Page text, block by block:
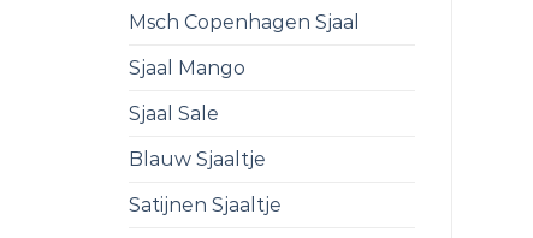
Msch Copenhagen Sjaal
Sjaal Mango
Sjaal Sale
Blauw Sjaaltje
Satijnen Sjaaltje